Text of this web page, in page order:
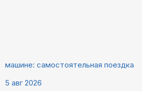
машине: самостоятельная поездка
5 авг 2026